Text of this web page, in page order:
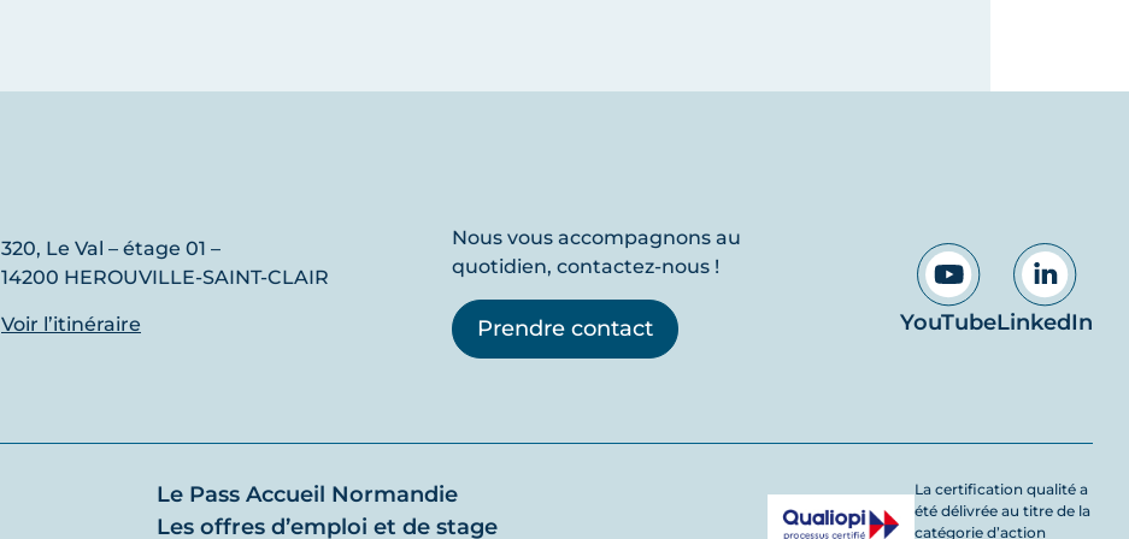
320, Le Val – étage 01 –
14200 HEROUVILLE-SAINT-CLAIR
Voir l’itinéraire
Nous vous accompagnons au
quotidien, contactez-nous !
Prendre contact YouTubeLinkedIn
Le Pass Accueil Normandie
Les offres d’emploi et de stage
La certification qualité a
été délivrée au titre de la
catégorie d’action